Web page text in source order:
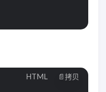
📄拷贝
HTML